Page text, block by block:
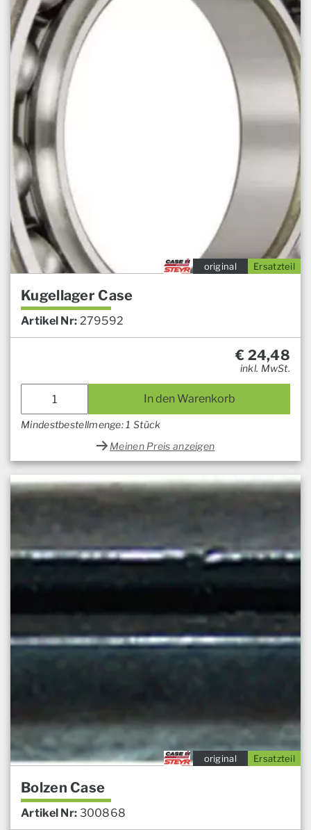
Ersatzteil
original
Kugellager Case
Artikel Nr: 279592
€ 24,48
inkl. MwSt.
In den Warenkorb
Mindestbestellmenge: 1 Stück
Meinen Preis anzeigen
Ersatzteil
original
Bolzen Case
Artikel Nr: 300868